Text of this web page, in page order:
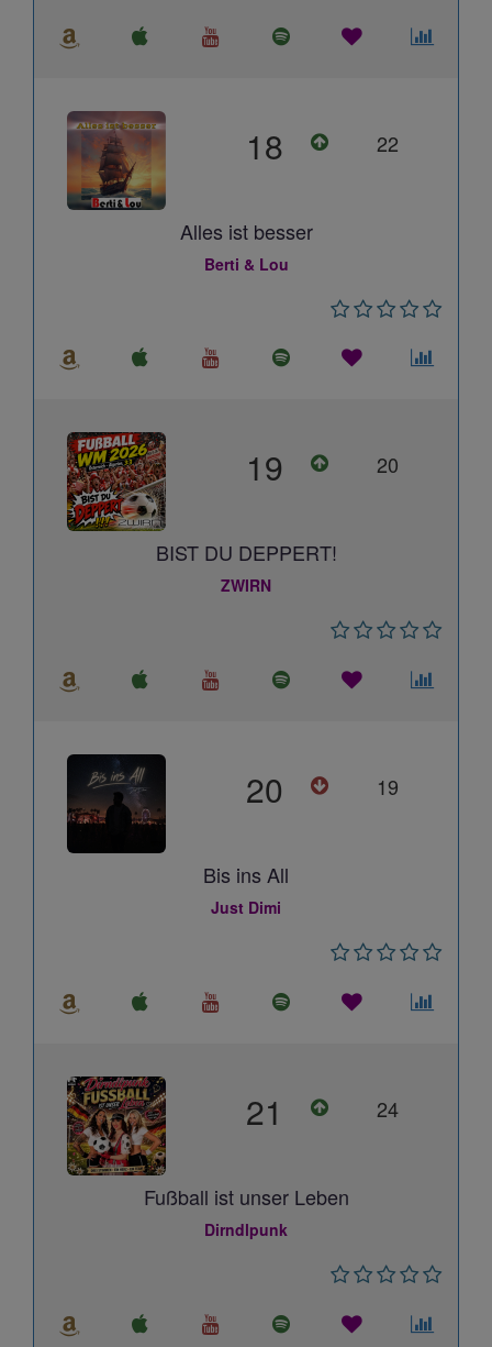
18 22
Alles ist besser
Berti & Lou
19 20
BIST DU DEPPERT!
ZWIRN
20 19
Bis ins All
Just Dimi
21 24
Fußball ist unser Leben
Dirndlpunk